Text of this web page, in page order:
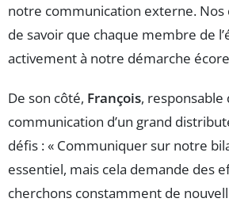
notre communication externe. Nos
de savoir que chaque membre de
activement à notre démarche
De son côté, François, responsable
communication d’un grand
défis : « Communiquer sur notre
essentiel, mais cela demande des
cherchons constamment de